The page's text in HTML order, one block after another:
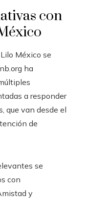
con
México se
ha
a responder
que van desde el
de
se
con
y